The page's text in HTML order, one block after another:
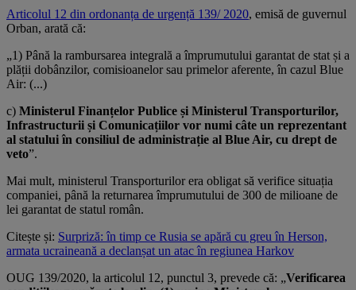
Articolul 12 din ordonanța de urgență 139/ 2020, emisă de guvernul
Orban, arată că:
„1) Până la rambursarea integrală a împrumutului garantat de stat și a
plății dobânzilor, comisioanelor sau primelor aferente, în cazul Blue
Air: (...)
c) Ministerul Finanțelor Publice și Ministerul Transporturilor,
Infrastructurii și Comunicațiilor vor numi câte un reprezentant
al statului în consiliul de administrație al Blue Air, cu drept de
veto”.
Mai mult, ministerul Transporturilor era obligat să verifice situația
companiei, până la returnarea împrumutului de 300 de milioane de
lei garantat de statul român.
Citește și: Surpriză: în timp ce Rusia se apără cu greu în Herson,
armata ucraineană a declanșat un atac în regiunea Harkov
OUG 139/2020, la articolul 12, punctul 3, prevede că: „Verificarea